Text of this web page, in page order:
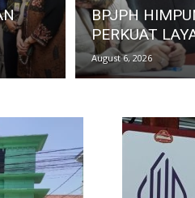
BPJPH
PERKUAT
August 6, 2026